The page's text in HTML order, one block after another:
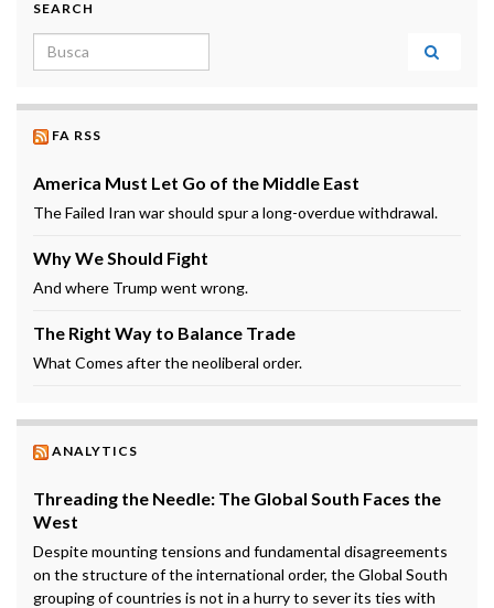
SEARCH
Search for:
FA RSS
America Must Let Go of the Middle East
The Failed Iran war should spur a long-overdue withdrawal.
Why We Should Fight
And where Trump went wrong.
The Right Way to Balance Trade
What Comes after the neoliberal order.
ANALYTICS
Threading the Needle: The Global South Faces the
West
Despite mounting tensions and fundamental disagreements
on the structure of the international order, the Global South
grouping of countries is not in a hurry to sever its ties with